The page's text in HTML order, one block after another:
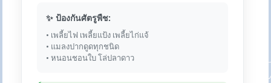
✨ ป้องกันศัตรูพืช:
• เพลี้ยไฟ เพลี้ยแป้ง เพลี้ยไก่แจ้
• แมลงปากดูดทุกชนิด
• หนอนชอนใบ โล่ปลาดาว